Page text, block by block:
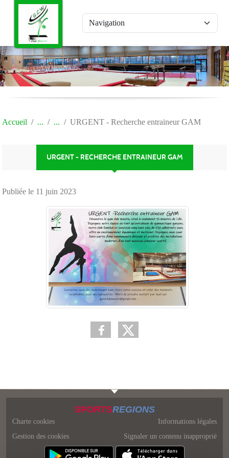
Accueil URGENT - Recherche entraineur GAM
URGENT - RECHERCHE ENTRAINEUR GAM
Publiée le 11 juin 2023
SPORTSREGIONS
Charte cookies
Gestion des cookies
Informations légales
Signaler un contenu inapproprié
Panneau de gestion des cookies